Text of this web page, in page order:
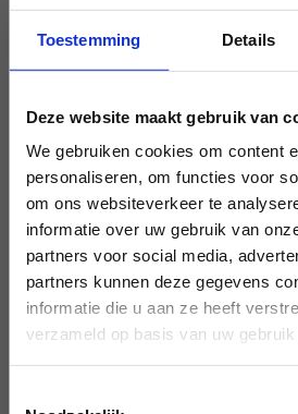
Toestemming Details
Deze website maakt gebruik van
We gebruiken cookies om content
personaliseren, om functies voor
om ons websiteverkeer te
informatie over uw gebruik van
partners voor social media,
partners kunnen deze gegevens
informatie die u aan ze heeft
verzameld op basis van uw
Er geldt een maximum
je afval. Overal krijg je
afrekening
niet te gek, maken wij ons
Experts die je verder